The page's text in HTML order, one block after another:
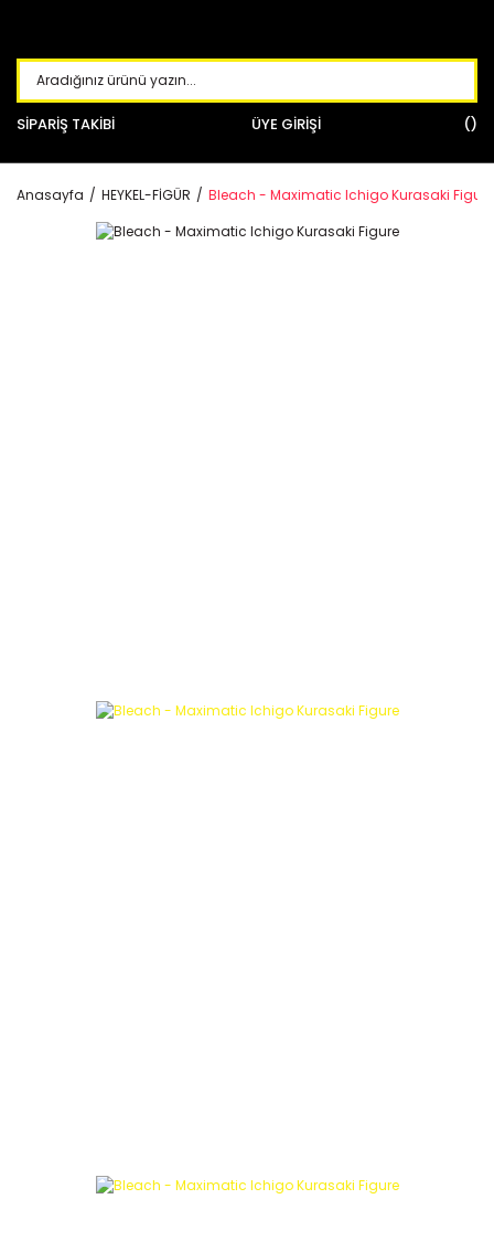
SİPARİŞ TAKİBİ ÜYE GİRİŞİ
Anasayfa HEYKEL-FİGÜR Bleach - Maximatic Ichigo Kurasaki Figure